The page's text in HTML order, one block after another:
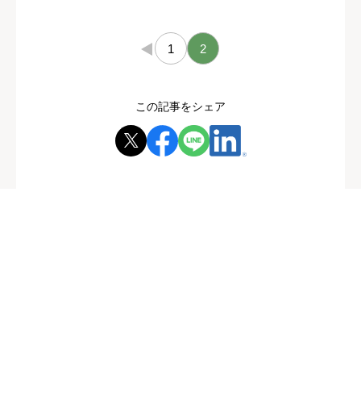
← 1 2
この記事をシェア